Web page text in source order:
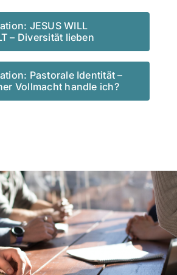
JESUS WILL
– Diversität lieben
Pastorale Identität –
Vollmacht handle ich?